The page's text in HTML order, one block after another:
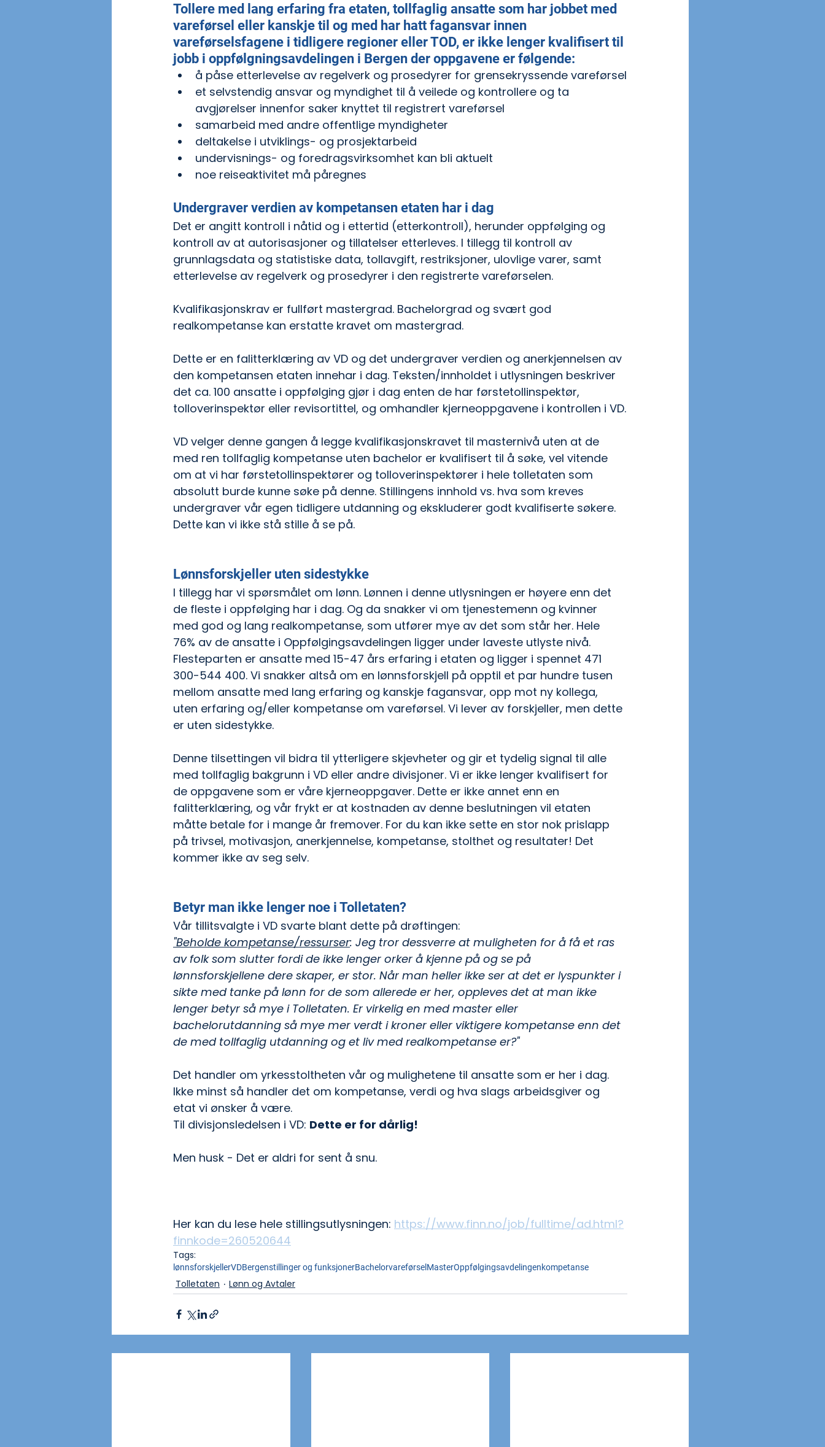
Tollere med lang erfaring fra etaten, tollfaglig ansatte som har jobbet med
vareførsel eller kanskje til og med har hatt fagansvar innen
vareførselsfagene i tidligere regioner eller TOD, er ikke lenger kvalifisert til
jobb i oppfølgningsavdelingen i Bergen der oppgavene er følgende:
å påse etterlevelse av regelverk og prosedyrer for grensekryssende vareførsel
et selvstendig ansvar og myndighet til å veilede og kontrollere og ta
avgjørelser innenfor saker knyttet til registrert vareførsel
samarbeid med andre offentlige myndigheter
deltakelse i utviklings- og prosjektarbeid
undervisnings- og foredragsvirksomhet kan bli aktuelt
noe reiseaktivitet må påregnes
Undergraver verdien av kompetansen etaten har i dag
Det er angitt kontroll i nåtid og i ettertid (etterkontroll), herunder oppfølging og
kontroll av at autorisasjoner og tillatelser etterleves. I tillegg til kontroll av
grunnlagsdata og statistiske data, tollavgift, restriksjoner, ulovlige varer, samt
etterlevelse av regelverk og prosedyrer i den registrerte vareførselen.
Kvalifikasjonskrav er fullført mastergrad. Bachelorgrad og svært god
realkompetanse kan erstatte kravet om mastergrad.
Dette er en falitterklæring av VD og det undergraver verdien og anerkjennelsen av
den kompetansen etaten innehar i dag. Teksten/innholdet i utlysningen beskriver
det ca. 100 ansatte i oppfølging gjør i dag enten de har førstetollinspektør,
tolloverinspektør eller revisortittel, og omhandler kjerneoppgavene i kontrollen i VD.
VD velger denne gangen å legge kvalifikasjonskravet til masternivå uten at de
med ren tollfaglig kompetanse uten bachelor er kvalifisert til å søke, vel vitende
om at vi har førstetollinspektører og tolloverinspektører i hele tolletaten som
absolutt burde kunne søke på denne. Stillingens innhold vs. hva som kreves
undergraver vår egen tidligere utdanning og ekskluderer godt kvalifiserte søkere.
Dette kan vi ikke stå stille å se på.
Lønnsforskjeller uten sidestykke
I tillegg har vi spørsmålet om lønn. Lønnen i denne utlysningen er høyere enn det
de fleste i oppfølging har i dag. Og da snakker vi om tjenestemenn og kvinner
med god og lang realkompetanse, som utfører mye av det som står her. Hele
76% av de ansatte i Oppfølgingsavdelingen ligger under laveste utlyste nivå.
Flesteparten er ansatte med 15-47 års erfaring i etaten og ligger i spennet 471
300-544 400. Vi snakker altså om en lønnsforskjell på opptil et par hundre tusen
mellom ansatte med lang erfaring og kanskje fagansvar, opp mot ny kollega,
uten erfaring og/eller kompetanse om vareførsel. Vi lever av forskjeller, men dette
er uten sidestykke.
Denne tilsettingen vil bidra til ytterligere skjevheter og gir et tydelig signal til alle
med tollfaglig bakgrunn i VD eller andre divisjoner. Vi er ikke lenger kvalifisert for
de oppgavene som er våre kjerneoppgaver. Dette er ikke annet enn en
falitterklæring, og vår frykt er at kostnaden av denne beslutningen vil etaten
måtte betale for i mange år fremover. For du kan ikke sette en stor nok prislapp
på trivsel, motivasjon, anerkjennelse, kompetanse, stolthet og resultater! Det
kommer ikke av seg selv.
Betyr man ikke lenger noe i Tolletaten?
Vår tillitsvalgte i VD svarte blant dette på drøftingen:
"Beholde kompetanse/ressurser: Jeg tror dessverre at muligheten for å få et ras
av folk som slutter fordi de ikke lenger orker å kjenne på og se på
lønnsforskjellene dere skaper, er stor. Når man heller ikke ser at det er lyspunkter i
sikte med tanke på lønn for de som allerede er her, oppleves det at man ikke
lenger betyr så mye i Tolletaten. Er virkelig en med master eller
bachelorutdanning så mye mer verdt i kroner eller viktigere kompetanse enn det
de med tollfaglig utdanning og et liv med realkompetanse er?"
Det handler om yrkesstoltheten vår og mulighetene til ansatte som er her i dag.
Ikke minst så handler det om kompetanse, verdi og hva slags arbeidsgiver og
etat vi ønsker å være.
Til divisjonsledelsen i VD: Dette er for dårlig!
Men husk - Det er aldri for sent å snu.
Her kan du lese hele stillingsutlysningen: https://www.finn.no/job/fulltime/ad.html?
finnkode=260520644
Tags:
lønnsforskjellerVDBergenstillinger og funksjonerBachelorvareførsel MasterOppfølgingsavdelingenkompetanse
Tolletaten Lønn og Avtaler